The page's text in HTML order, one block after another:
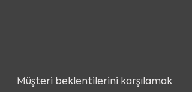
Müşteri beklentilerini karşılamak